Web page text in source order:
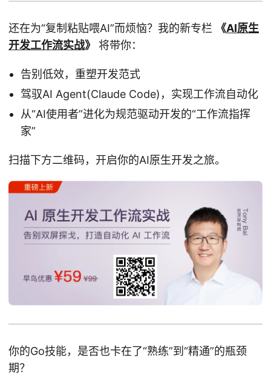
还在为“复制粘贴喂AI”而烦恼？我的新专栏 《AI原生
开发工作流实战》 将带你：
告别低效，重塑开发范式
驾驭AI Agent(Claude Code)，实现工作流自动化
从“AI使用者”进化为规范驱动开发的“工作流指挥
家”
扫描下方二维码，开启你的AI原生开发之旅。
你的Go技能，是否也卡在了“熟练”到“精通”的瓶颈
期？